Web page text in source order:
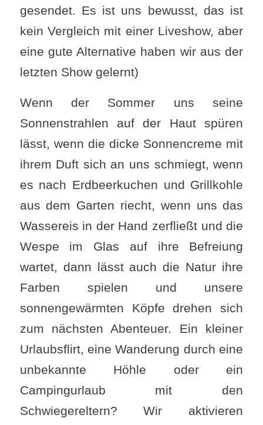
gesendet. Es ist uns bewusst, das ist
kein Vergleich mit einer Liveshow, aber
eine gute Alternative haben wir aus der
letzten Show gelernt)
Wenn der Sommer uns seine
Sonnenstrahlen auf der Haut spüren
lässt, wenn die dicke Sonnencreme mit
ihrem Duft sich an uns schmiegt, wenn
es nach Erdbeerkuchen und Grillkohle
aus dem Garten riecht, wenn uns das
Wassereis in der Hand zerfließt und die
Wespe im Glas auf ihre Befreiung
wartet, dann lässt auch die Natur ihre
Farben spielen und unsere
sonnengewärmten Köpfe drehen sich
zum nächsten Abenteuer. Ein kleiner
Urlaubsflirt, eine Wanderung durch eine
unbekannte Höhle oder ein
Campingurlaub mit den
Schwiegereltern? Wir aktivieren